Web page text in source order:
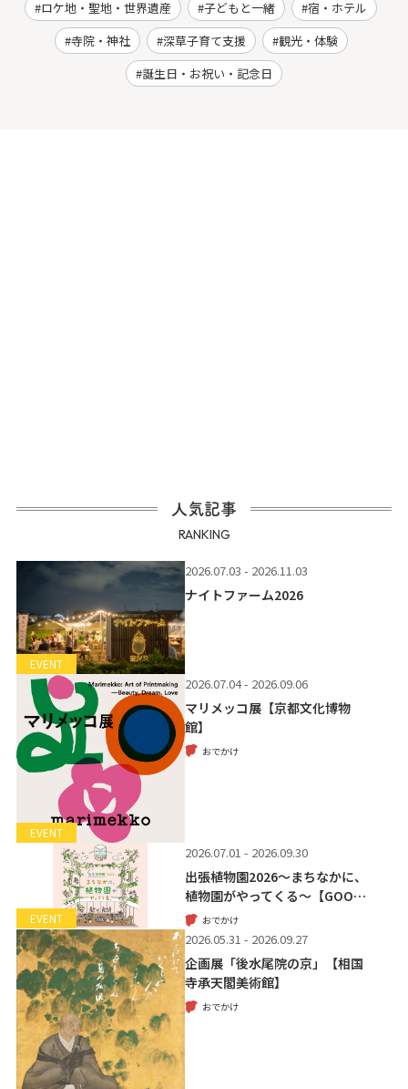
ロケ地・聖地・世界遺産 子どもと一緒
宿・ホテル
寺院・神社
深草子育て支援
観光・体験
誕生日・お祝い・記念日
人気記事
RANKING
EVENT
2026.07.03 - 2026.11.03
ナイトファーム2026
EVENT
2026.07.04 - 2026.09.06
マリメッコ展【京都文化博物
館】
おでかけ
EVENT
2026.07.01 - 2026.09.30
出張植物園2026～まちなかに、
植物園がやってくる～【GOO…
おでかけ
2026.05.31 - 2026.09.27
企画展「後水尾院の京」【相国
寺承天閣美術館】
おでかけ